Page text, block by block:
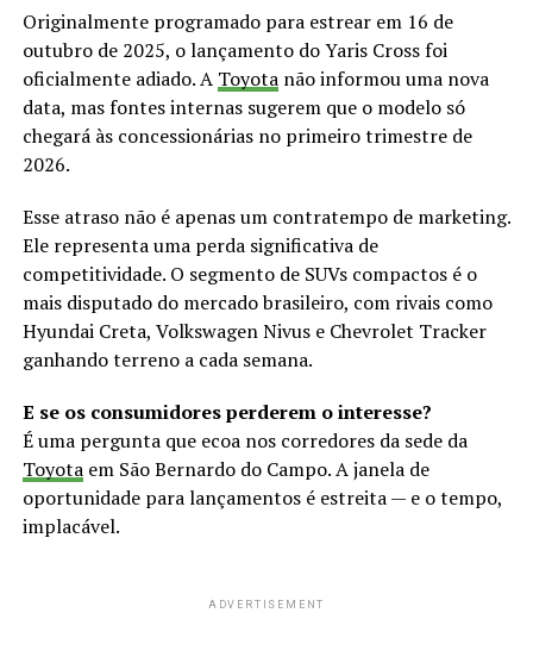
Originalmente programado para estrear em 16 de
outubro de 2025, o lançamento do Yaris Cross foi
oficialmente adiado. A Toyotanão informou uma nova
data, mas fontes internas sugerem que o modelo só
chegará às concessionárias no primeiro trimestre de
2026.
Esse atraso não é apenas um contratempo de marketing.
Ele representa uma perda significativa de
competitividade. O segmento de SUVs compactos é o
mais disputado do mercado brasileiro, com rivais como
Hyundai Creta, Volkswagen Nivus e Chevrolet Tracker
ganhando terreno a cada semana.
E se os consumidores perderem o interesse?
É uma pergunta que ecoa nos corredores da sede da
Toyotaem São Bernardo do Campo. A janela de
oportunidade para lançamentos é estreita — e o tempo,
implacável.
ADVERTISEMENT